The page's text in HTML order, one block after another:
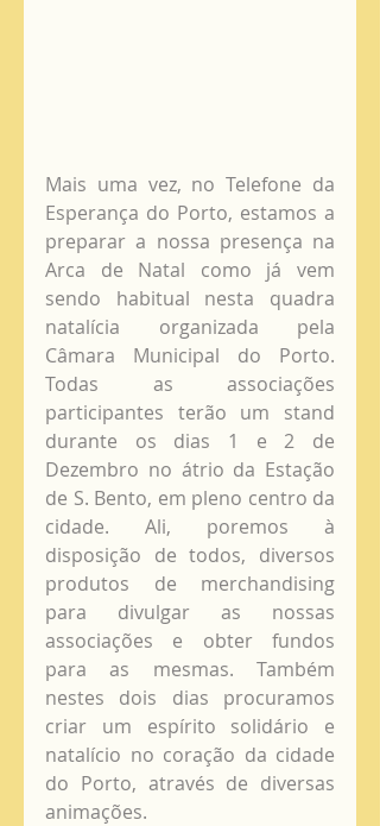
Mais uma vez, no Telefone da
Esperança do Porto, estamos a
preparar a nossa presença na
Arca de Natal como já vem
sendo habitual nesta quadra
natalícia organizada pela
Câmara Municipal do Porto.
Todas as associações
participantes terão um stand
durante os dias 1 e 2 de
Dezembro no átrio da Estação
de S. Bento, em pleno centro da
cidade. Ali, poremos à
disposição de todos, diversos
produtos de merchandising
para divulgar as nossas
associações e obter fundos
para as mesmas. Também
nestes dois dias procuramos
criar um espírito solidário e
natalício no coração da cidade
do Porto, através de diversas
animações.